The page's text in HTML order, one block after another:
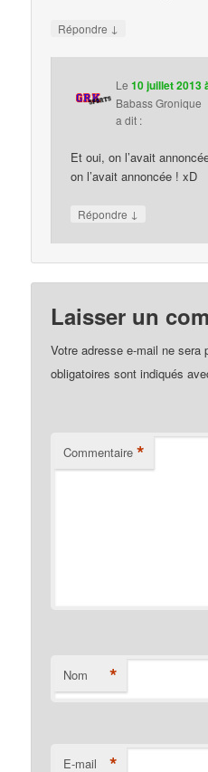
Répondre ↓
Le10 juillet 2013
Babass Gronique
a dit :
Et oui, on l’avait
on l’avait annoncée ! xD
Répondre ↓
Laisser un
Votre adresse e-mail ne sera
obligatoires sont indiqués
Commentaire *
Nom *
E-mail *